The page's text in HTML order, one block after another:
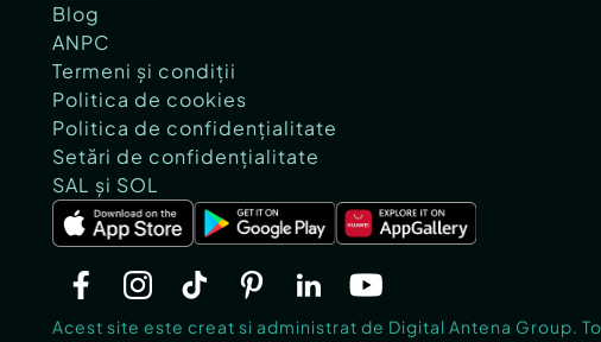
Blog
ANPC
Termeni și condiții
Politica de cookies
Politica de confidențialitate
Setări de confidențialitate
SAL și SOL
Acest site este creat si administrat de Digital Antena Group.